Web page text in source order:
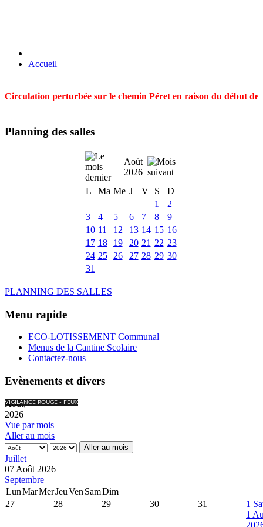
Accueil
Circulation perturbée sur le chemin Péret en raison du début
Planning des salles
Août
2026
L
Ma Me J V S
D
1
2
3
4 5 6 7 8
9
10 11 12 13 14 15 16
17 18 19 20 21 22 23
24 25 26 27 28 29 30
31
PLANNING DES SALLES
Menu rapide
ECO-LOTISSEMENT Communal
Menus de la Cantine Scolaire
Contactez-nous
Evènements et divers
VIGILANCE ROUGE - FEUX
Août,
2026
Vue par mois
Aller au mois
Aller au mois
Juillet
07 Août 2026
Septembre
LunMarMerJeuVen SamDim
27
28 29 30 31 1
1